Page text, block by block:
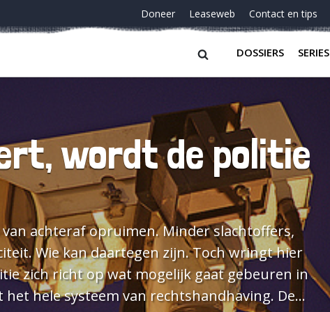
Doneer Leaseweb Contact en tips
DOSSIERS SERIES
wordt de politie
achteraf opruimen. Minder slachtoffers,
Wie kan daartegen zijn. Toch wringt hier
zich richt op wat mogelijk gaat gebeuren in
hele systeem van rechtshandhaving. De